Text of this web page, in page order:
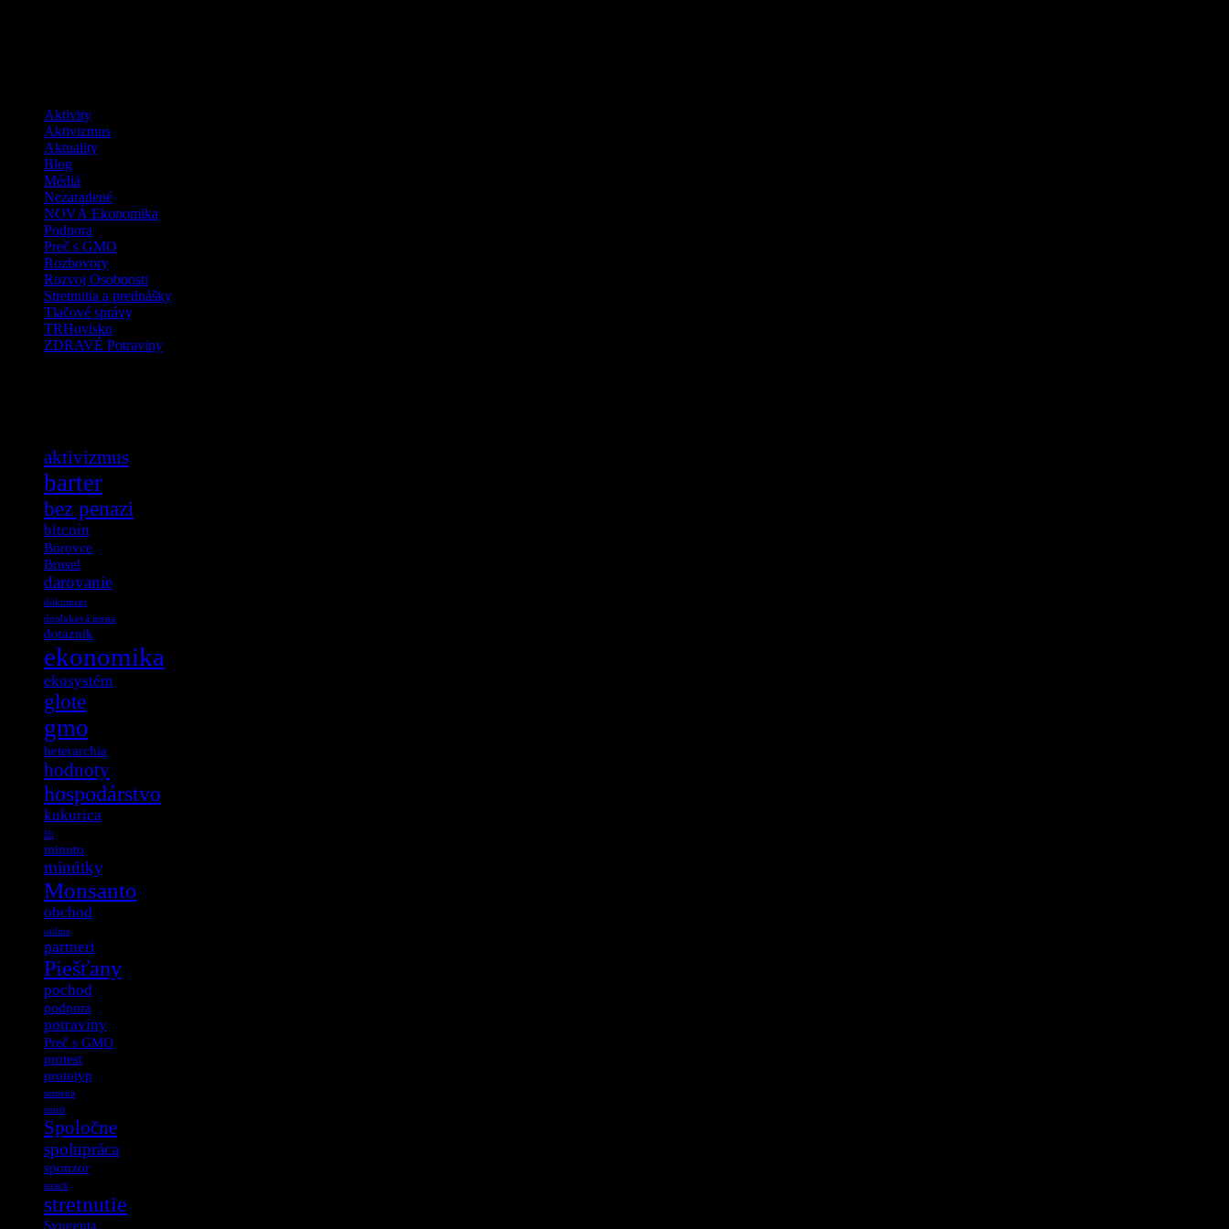
Aktivity
Aktivizmus
Aktuality
Blog
Médiá
Nezaradené
NOVÁ Ekonomika
Podpora
Preč s GMO
Rozhovory
Rozvoj Osobnosti
Stretnutia a prednášky
Tlačové správy
TRHovisko
ZDRAVÉ Potraviny
aktivizmus
barter
bez penazi
bitcoin
Borovce
Brusel
darovanie
dokument
doplnková mena
dotaznik
ekonomika
ekosystém
glote
gmo
heterarchia
hodnoty
hospodárstvo
kukurica
lži
minuto
minútky
Monsanto
obchod
online
partneri
Piešťany
pochod
podpora
potraviny
Preč s GMO
protest
prototyp
semená
smrti
Spoločne
spolupráca
sponzor
strach
stretnutie
Syngenta